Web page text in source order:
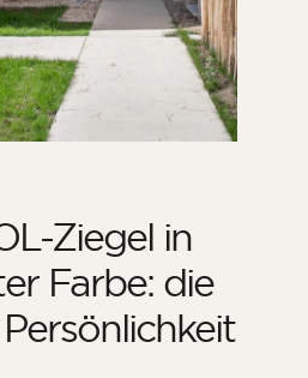
Ziegel in
Farbe: die